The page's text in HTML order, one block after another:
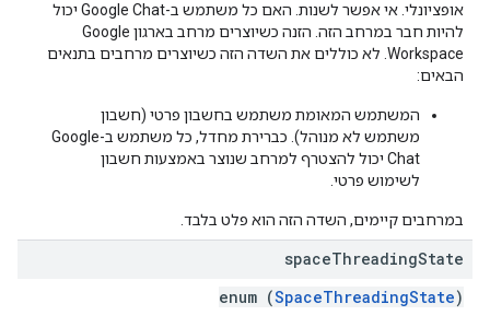
אופציונלי. אי אפשר לשנות. האם כל משתמש ב-Google Chat יכול
להיות חבר במרחב הזה. הזנה כשיוצרים מרחב בארגון Google
Workspace. לא כוללים את השדה הזה כשיוצרים מרחבים בתנאים
הבאים:
המשתמש המאומת משתמש בחשבון פרטי (חשבון
משתמש לא מנוהל). כברירת מחדל, כל משתמש ב-Google
Chat יכול להצטרף למרחב שנוצר באמצעות חשבון
לשימוש פרטי.
במרחבים קיימים, השדה הזה הוא פלט בלבד.
spaceThreadingState
enum (SpaceThreadingState)